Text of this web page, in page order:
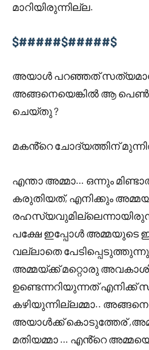
മാറിയിരുന്നില്ല.
$#####$#####$
അയാൾ പറഞ്ഞത്
അങ്ങനെയെങ്കിൽ ആ
ചെയ്തു ?
മകൻ്റെ ചോദ്യത്തിന്
എന്താ അമ്മാ… ഒന്നും
കരുതിയത്, എനിക്കും
പക്ഷേ ഇപ്പോൾ അമ്മയുടെ
വല്ലാതെ
അമ്മയ്ക്ക് മറ്റൊരു
ഉണ്ടെന്നറിയുന്നത് എനിക്ക്
കഴിയുന്നില്ലമ്മാ..
അയാൾക്ക് കൊടുത്തേര്
മതിയമ്മാ … എൻ്റെ അമ്മയെ